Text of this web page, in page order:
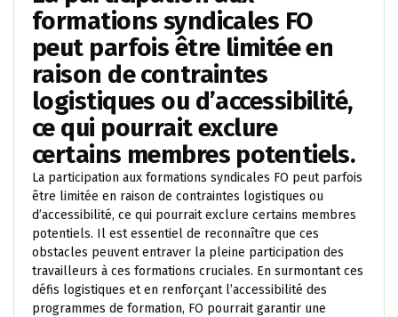
formations syndicales FO
peut parfois être limitée en
raison de contraintes
logistiques ou d’accessibilité,
ce qui pourrait exclure
certains membres potentiels.
La participation aux formations syndicales FO peut parfois
être limitée en raison de contraintes logistiques ou
d’accessibilité, ce qui pourrait exclure certains membres
potentiels. Il est essentiel de reconnaître que ces
obstacles peuvent entraver la pleine participation des
travailleurs à ces formations cruciales. En surmontant ces
défis logistiques et en renforçant l’accessibilité des
programmes de formation, FO pourrait garantir une